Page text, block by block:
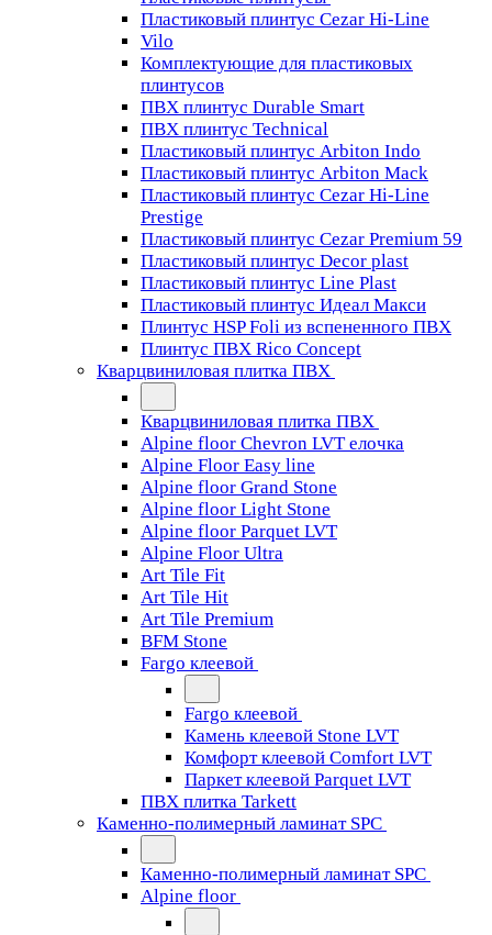
Пластиковый плинтус Cezar Hi-Line
Vilo
Комплектующие для пластиковых
плинтусов
ПВХ плинтус Durable Smart
ПВХ плинтус Technical
Пластиковый плинтус Arbiton Indo
Пластиковый плинтус Arbiton Mack
Пластиковый плинтус Cezar Hi-Line
Prestige
Пластиковый плинтус Cezar Premium 59
Пластиковый плинтус Decor plast
Пластиковый плинтус Line Plast
Пластиковый плинтус Идеал Макси
Плинтус HSP Foli из вспененного ПВХ
Плинтус ПВХ Rico Concept
Кварцвиниловая плитка ПВХ
Кварцвиниловая плитка ПВХ
Alpine floor Chevron LVT елочка
Alpine Floor Easy line
Alpine floor Grand Stone
Alpine floor Light Stone
Alpine floor Parquet LVT
Alpine Floor Ultra
Art Tile Fit
Art Tile Hit
Art Tile Premium
BFM Stone
Fargo клеевой
Fargo клеевой
Камень клеевой Stone LVT
Комфорт клеевой Comfort LVT
Паркет клеевой Parquet LVT
ПВХ плитка Tarkett
Каменно-полимерный ламинат SPC
Каменно-полимерный ламинат SPC
Alpine floor